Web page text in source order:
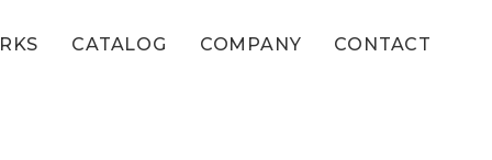
CATALOG COMPANY CONTACT